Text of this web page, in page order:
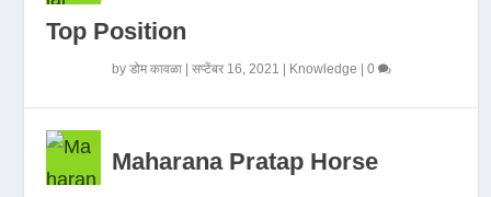
Top Position
byडोम कावळा |सप्टेंबर 16, 2021 Knowledge |0
Maharana Pratap Horse